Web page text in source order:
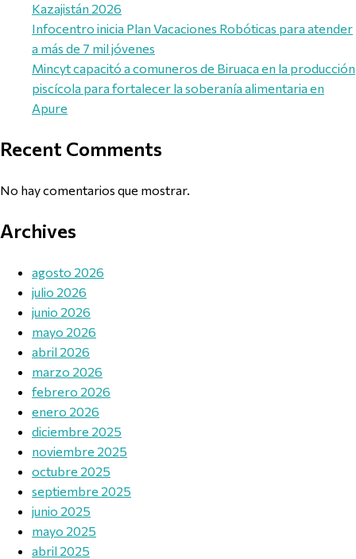
Kazajistán 2026
Infocentro inicia Plan Vacaciones Robóticas para atender
a más de 7 mil jóvenes
Mincyt capacitó a comuneros de Biruaca en la producción
piscícola para fortalecer la soberanía alimentaria en
Apure
Recent Comments
No hay comentarios que mostrar.
Archives
agosto 2026
julio 2026
junio 2026
mayo 2026
abril 2026
marzo 2026
febrero 2026
enero 2026
diciembre 2025
noviembre 2025
octubre 2025
septiembre 2025
junio 2025
mayo 2025
abril 2025